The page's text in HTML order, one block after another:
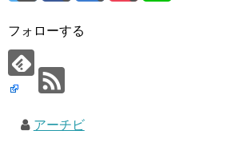
フォローする
アーチビ